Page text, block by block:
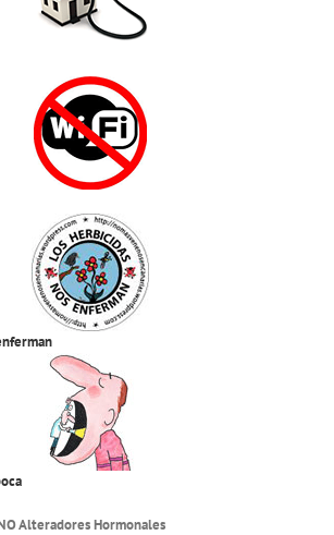
Alteradores Hormonales